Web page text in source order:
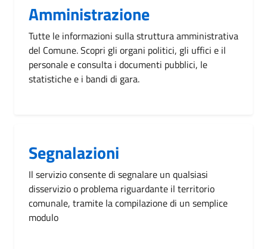
Amministrazione
Tutte le informazioni sulla struttura amministrativa
del Comune. Scopri gli organi politici, gli uffici e il
personale e consulta i documenti pubblici, le
statistiche e i bandi di gara.
Segnalazioni
Il servizio consente di segnalare un qualsiasi
disservizio o problema riguardante il territorio
comunale, tramite la compilazione di un semplice
modulo